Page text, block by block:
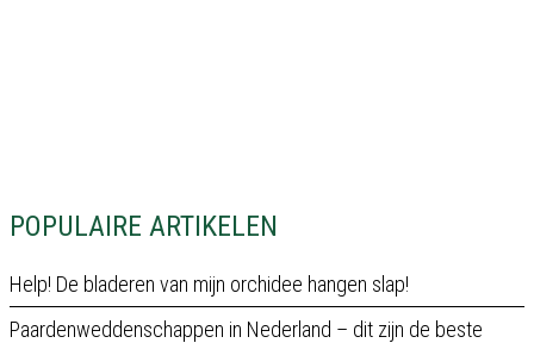
POPULAIRE ARTIKELEN
Help! De bladeren van mijn orchidee hangen slap!
Paardenweddenschappen in Nederland – dit zijn de beste